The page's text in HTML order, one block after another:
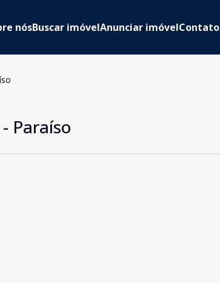
nósBuscar imóvelAnunciar imóvelContato
Paraíso